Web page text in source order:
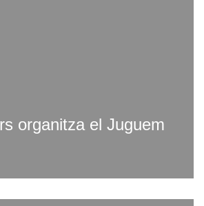
organitza el Juguem